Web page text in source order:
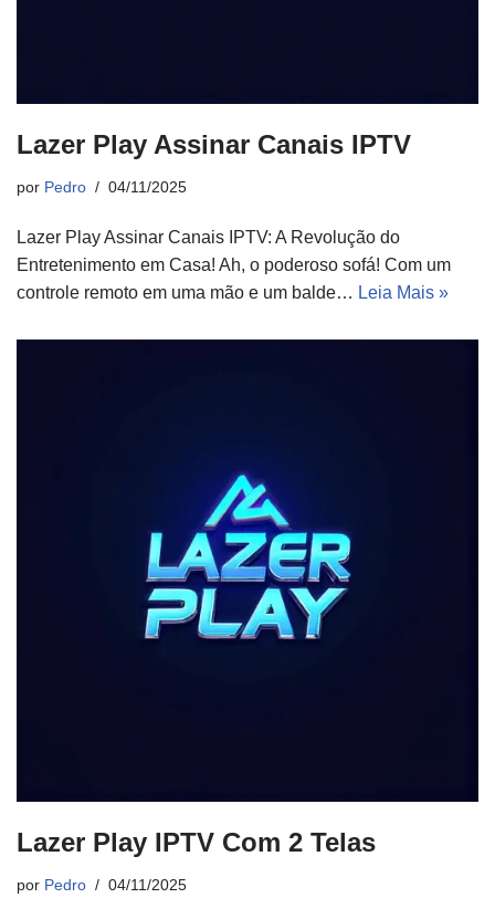
Lazer Play Assinar Canais IPTV
por Pedro 04/11/2025
Lazer Play Assinar Canais IPTV: A Revolução do
Entretenimento em Casa! Ah, o poderoso sofá! Com um
controle remoto em uma mão e um balde… Leia Mais »
Lazer Play IPTV Com 2 Telas
por Pedro 04/11/2025